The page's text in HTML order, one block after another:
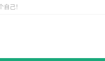
己！